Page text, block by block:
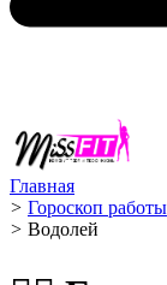
Главная
> Гороскоп работы
> Водолей ️